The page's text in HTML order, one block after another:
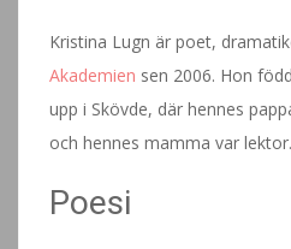
Kristina Lugn är poet,
Akademien sen 2006. Hon
upp i Skövde, där hennes
och hennes mamma var lektor.
Poesi